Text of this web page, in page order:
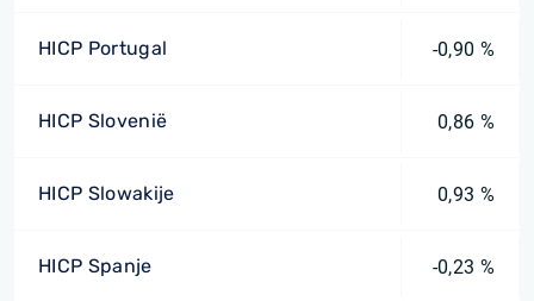
HICP Portugal -0,90 %
HICP Slovenië 0,86 %
HICP Slowakije 0,93 %
HICP Spanje -0,23 %